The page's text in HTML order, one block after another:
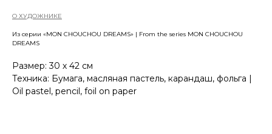
О ХУДОЖНИКЕ
Из серии «MON CHOUCHOU DREAMS» | From the series MON CHOUCHOU
DREAMS
Размер: 30 х 42 см
Техника: Бумага, масляная пастель, карандаш, фольга |
Oil pastel, pencil, foil on paper